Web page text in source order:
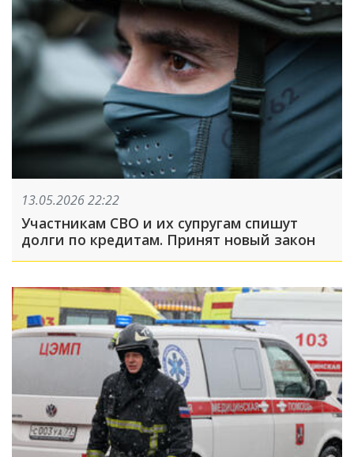
13.05.2026 22:22
Участникам СВО и их супругам спишут
долги по кредитам. Принят новый закон